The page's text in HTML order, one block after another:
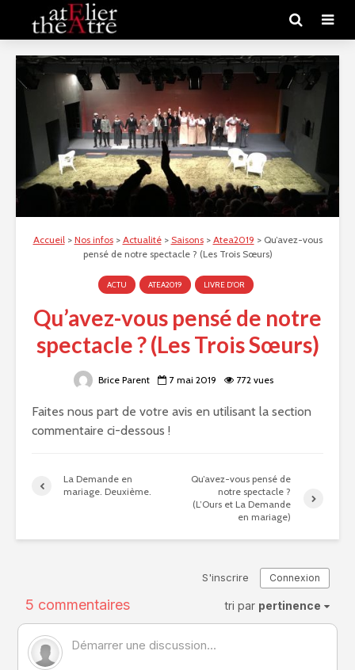
Accueil > Nos infos> Actualité> Saisons> Atea2019 > Qu’avez-vous
pensé de notre spectacle ? (Les Trois Sœurs)
ACTU ATEA2019 LIVRE D'OR
Qu’avez-vous pensé de notre
spectacle ? (Les Trois Sœurs)
Brice Parent 7 mai 2019 772 vues
Faites nous part de votre avis en utilisant la section
commentaire ci-dessous !
La Demande en
mariage. Deuxième.
Qu’avez-vous pensé de
notre spectacle ?
(L’Ours et La Demande
en mariage)